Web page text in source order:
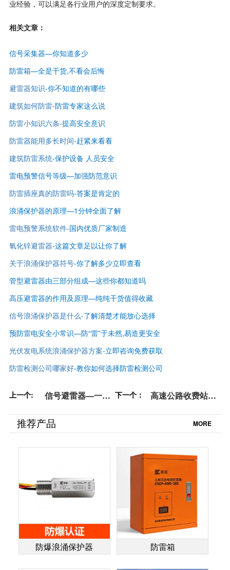
业经验，可以满⾜各⾏业用户的深度定制要求。
相关文章：
信号采集器—你知道多少
防雷箱—全是干货,不看会后悔
避雷器知识-你不知道的有哪些
建筑如何防雷-防雷专家这么说
防雷小知识六条-提高安全意识
防雷器能用多长时间-赶紧来看看
建筑防雷系统-保护设备 人员安全
雷电预警信号等级—加强防范意识
防雷插座真的防雷吗-答案是肯定的
浪涌保护器的原理—1分钟全面了解
雷电预警系统软件-国内优质厂家制造
氧化锌避雷器-这篇文章足以让你了解
关于浪涌保护器符号-你了解多少立即查看
管型避雷器由三部分组成—这些你都知道吗
高压避雷器的作用及原理—纯纯干货值得收藏
信号浪涌保护器是什么-了解清楚才能放心选择
预防雷电安全小常识—防“雷”于未然,易造更安全
光伏发电系统浪涌保护器方案-立即咨询免费获取
防雷检测公司哪家好-教你如何选择防雷检测公司
上一个:
信号避雷器—一文
易造】
下一个：
高速公路收费站防
看【易造防雷】
推荐产品 MORE
防爆浪涌保护器 防雷箱